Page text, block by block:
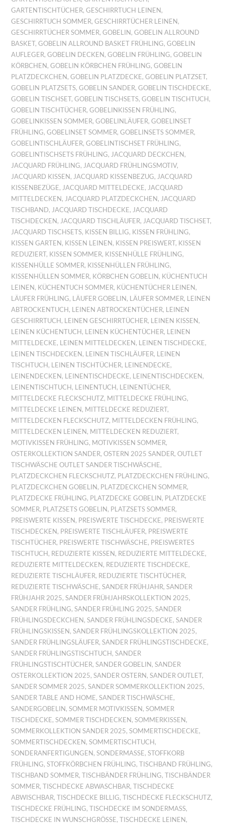
GARTENTISCHTÜCHER,GESCHIRRTUCH LEINEN ,
GESCHIRRTUCH SOMMER,GESCHIRRTÜCHER LEINEN ,
GESCHIRRTÜCHER SOMMER,GOBELIN ,GOBELIN ALLROUND
BASKET,GOBELIN ALLROUND BASKET FRÜHLING,GOBELIN
AUFLEGER,GOBELIN DECKEN ,GOBELIN FRÜHLING,GOBELIN
KÖRBCHEN ,GOBELIN KÖRBCHEN FRÜHLING,GOBELIN
PLATZDECKCHEN ,GOBELIN PLATZDECKE,GOBELIN PLATZSET,
GOBELIN PLATZSETS,GOBELIN SANDER,GOBELIN TISCHDECKE,
GOBELIN TISCHSET,GOBELIN TISCHSETS,GOBELIN TISCHTUCH ,
GOBELIN TISCHTÜCHER,GOBELINKISSEN FRÜHLING,
GOBELINKISSEN SOMMER,GOBELINLÄUFER,GOBELINSET
FRÜHLING,GOBELINSET SOMMER,GOBELINSETS SOMMER,
GOBELINTISCHLÄUFER,GOBELINTISCHSET FRÜHLING,
GOBELINTISCHSETS FRÜHLING, JACQUARD DECKCHEN ,
JACQUARD FRÜHLING, JACQUARD FRÜHLINGSMOTIV,
JACQUARD KISSEN , JACQUARD KISSENBEZUG, JACQUARD
KISSENBEZÜGE, JACQUARD MITTELDECKE, JACQUARD
MITTELDECKEN , JACQUARD PLATZDECKCHEN , JACQUARD
TISCHBAND, JACQUARD TISCHDECKE, JACQUARD
TISCHDECKEN , JACQUARD TISCHLÄUFER, JACQUARD TISCHSET,
JACQUARD TISCHSETS, KISSEN BILLIG, KISSEN FRÜHLING,
KISSEN GARTEN , KISSEN LEINEN , KISSEN PREISWERT, KISSEN
REDUZIERT, KISSEN SOMMER, KISSENHÜLLE FRÜHLING,
KISSENHÜLLE SOMMER, KISSENHÜLLEN FRÜHLING,
KISSENHÜLLEN SOMMER, KÖRBCHEN GOBELIN , KÜCHENTUCH
LEINEN , KÜCHENTUCH SOMMER, KÜCHENTÜCHER LEINEN ,
LÄUFER FRÜHLING, LÄUFER GOBELIN , LÄUFER SOMMER,
LEINEN
ABTROCKENTUCH , LEINEN ABTROCKENTÜCHER,
LEINEN
GESCHIRRTUCH , LEINEN GESCHIRRTÜCHER, LEINEN KISSEN ,
LEINEN KÜCHENTUCH , LEINEN KÜCHENTÜCHER,
LEINEN
MITTELDECKE, LEINEN MITTELDECKEN , LEINEN TISCHDECKE,
LEINEN TISCHDECKEN , LEINEN TISCHLÄUFER,
LEINEN
TISCHTUCH , LEINEN TISCHTÜCHER, LEINENDECKE,
LEINENDECKEN , LEINENTISCHDECKE, LEINENTISCHDECKEN ,
LEINENTISCHTUCH , LEINENTUCH , LEINENTÜCHER,
MITTELDECKE FLECKSCHUTZ, MITTELDECKE FRÜHLING,
MITTELDECKE LEINEN , MITTELDECKE REDUZIERT,
MITTELDECKEN FLECKSCHUTZ, MITTELDECKEN FRÜHLING,
MITTELDECKEN LEINEN , MITTELDECKEN REDUZIERT,
MOTIVKISSEN FRÜHLING, MOTIVKISSEN SOMMER,
OSTERKOLLEKTION SANDER,OSTERN 2025 SANDER,OUTLET
TISCHWÄSCHE OUTLET SANDER TISCHWÄSCHE,
PLATZDECKCHEN FLECKSCHUTZ, PLATZDECKCHEN FRÜHLING,
PLATZDECKCHEN GOBELIN , PLATZDECKCHEN SOMMER,
PLATZDECKE FRÜHLING, PLATZDECKE GOBELIN , PLATZDECKE
SOMMER, PLATZSETS GOBELIN , PLATZSETS SOMMER,
PREISWERTE KISSEN , PREISWERTE TISCHDECKE, PREISWERTE
TISCHDECKEN , PREISWERTE TISCHLÄUFER, PREISWERTE
TISCHTÜCHER, PREISWERTE TISCHWÄSCHE, PREISWERTES
TISCHTUCH , REDUZIERTE KISSEN , REDUZIERTE MITTELDECKE,
REDUZIERTE MITTELDECKEN , REDUZIERTE TISCHDECKE,
REDUZIERTE TISCHLÄUFER, REDUZIERTE TISCHTÜCHER,
REDUZIERTE TISCHWÄSCHE,SANDER FRÜHJAHR,SANDER
FRÜHJAHR 2025,SANDER FRÜHJAHRSKOLLEKTION 2025,
SANDER FRÜHLING,SANDER FRÜHLING 2025,SANDER
FRÜHLINGSDECKCHEN ,SANDER FRÜHLINGSDECKE,SANDER
FRÜHLINGSKISSEN ,SANDER FRÜHLINGSKOLLEKTION 2025,
SANDER FRÜHLINGSLÄUFER,SANDER FRÜHLINGSTISCHDECKE,
SANDER FRÜHLINGSTISCHTUCH ,SANDER
FRÜHLINGSTISCHTÜCHER,SANDER GOBELIN ,SANDER
OSTERKOLLEKTION 2025,SANDER OSTERN ,SANDER OUTLET,
SANDER SOMMER 2025,SANDER SOMMERKOLLEKTION 2025,
SANDER TABLE AND HOME,SANDER TISCHWÄSCHE,
SANDERGOBELIN ,SOMMER MOTIVKISSEN ,SOMMER
TISCHDECKE,SOMMER TISCHDECKEN ,SOMMERKISSEN ,
SOMMERKOLLEKTION SANDER 2025,SOMMERTISCHDECKE,
SOMMERTISCHDECKEN ,SOMMERTISCHTUCH ,
SONDERANFERTIGUNGEN ,SONDERMASSE ,STOFFKORB
FRÜHLING,STOFFKÖRBCHEN FRÜHLING,TISCHBAND FRÜHLING,
TISCHBAND SOMMER,TISCHBÄNDER FRÜHLING,TISCHBÄNDER
SOMMER,TISCHDECKE ABWASCHBAR,TISCHDECKE
ABWISCHBAR,TISCHDECKE BILLIG,TISCHDECKE FLECKSCHUTZ,
TISCHDECKE FRÜHLING,TISCHDECKE IM SONDERMASS ,
TISCHDECKE IN WUNSCHGRÖSSE ,TISCHDECKE LEINEN ,